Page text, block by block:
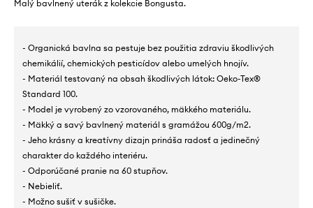
Malý bavlnený uterák z kolekcie Bongusta.
- Organická bavlna sa pestuje bez použitia zdraviu škodlivých
chemikálií, chemických pesticídov alebo umelých hnojív.
- Materiál testovaný na obsah škodlivých látok: Oeko-Tex®
Standard 100.
- Model je vyrobený zo vzorovaného, ​​mäkkého materiálu.
- Mäkký a savý bavlnený materiál s gramážou 600g/m2.
- Jeho krásny a kreatívny dizajn prináša radosť a jedinečný
charakter do každého interiéru.
- Odporúčané pranie na 60 stupňov.
- Nebieliť.
- Možno sušiť v sušičke.